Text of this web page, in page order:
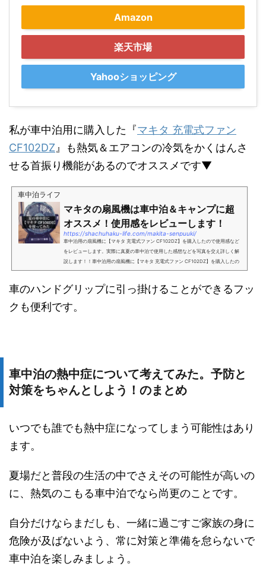
Amazon
楽天市場
Yahooショッピング
私が車中泊用に購入した『マキタ 充電式ファン
CF102DZ 』も熱気＆エアコンの冷気をかくはんさ
せる首振り機能があるのでオススメです▼
車中泊ライフ
マキタの扇風機は車中泊＆キャンプに超
オススメ！使用感をレビューします！
https://shachuhaku-life.com/makita-senpuuki/
車中泊用の扇風機に【マキタ 充電式ファン CF102DZ】を購入したので使用感など
をレビューします。実際に真夏の車中泊で使用した感想などを写真を交え詳しく解
説します！！車中泊用の扇風機に【マキタ 充電式ファン CF102DZ】を購入したの
でレビューします！！こんに...
車のハンドグリップに引っ掛けることができるフッ
クも便利です。
車中泊の熱中症について考えてみた。予防と
対策をちゃんとしよう！のまとめ
いつでも誰でも熱中症になってしまう可能性はあり
ます。
夏場だと普段の生活の中でさえその可能性が高いの
に、熱気のこもる車中泊でなら尚更のことです。
自分だけならまだしも、一緒に過ごすご家族の身に
危険が及ばないよう、常に対策と準備を怠らないで
車中泊を楽しみましょう。